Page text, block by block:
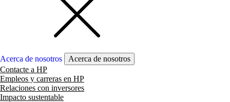
Acerca de nosotros
Acerca de nosotros
Contacte a HP
Empleos y carreras en HP
Relaciones con inversores
Impacto sustentable